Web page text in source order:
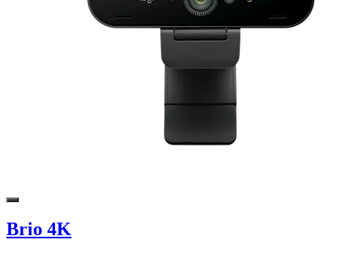
Brio 4K